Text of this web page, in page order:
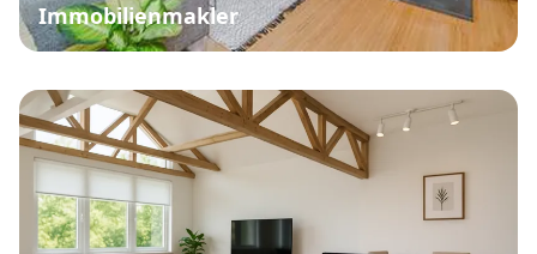
Immobilienmakler